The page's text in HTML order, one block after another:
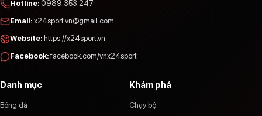
Hotline: 0989.353.247
Email: x24sport.vn@gmail.com
Website: https://x24sport.vn
Facebook: facebook.com/vnx24sport
Danh mục
Bóng đá
Khám phá
Chạy bộ